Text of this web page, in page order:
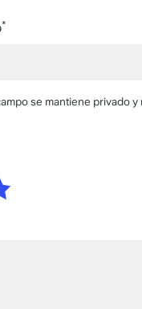
se mantiene privado y